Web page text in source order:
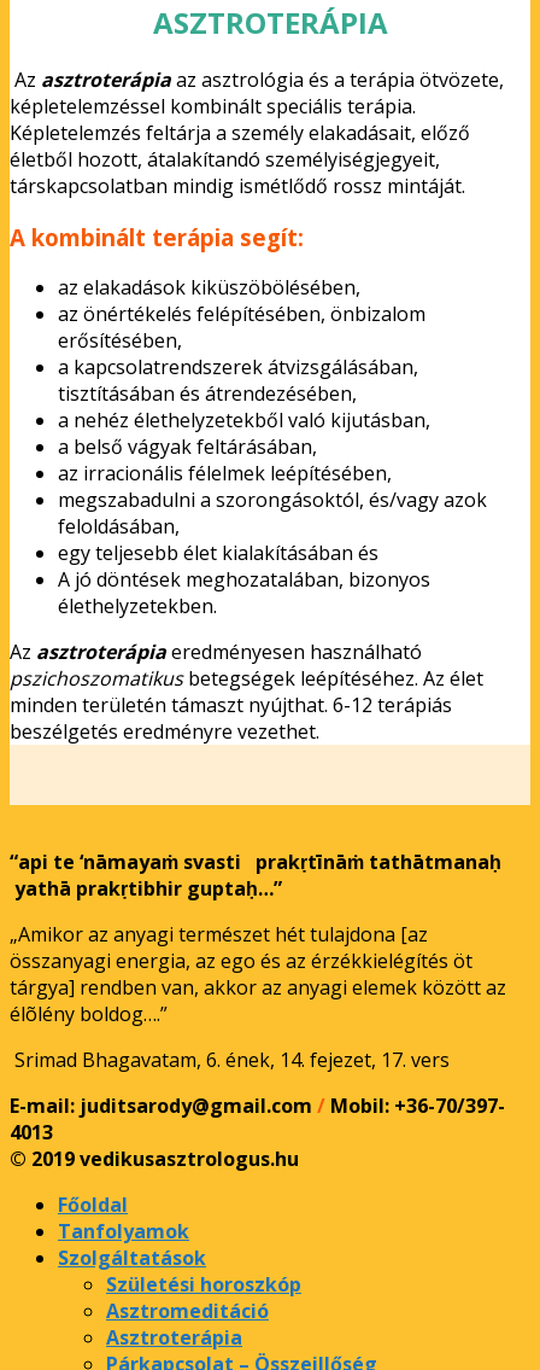
ASZTROTERÁPIA
Az asztroterápiaaz asztrológia és a terápia ötvözete,
képletelemzéssel kombinált speciális terápia.
Képletelemzés feltárja a személy elakadásait, előző
életből hozott, átalakítandó személyiségjegyeit,
társkapcsolatban mindig ismétlődő rossz mintáját.
A kombinált terápia segít:
az elakadások kiküszöbölésében,
az önértékelés felépítésében, önbizalom
erősítésében,
a kapcsolatrendszerek átvizsgálásában,
tisztításában és átrendezésében,
a nehéz élethelyzetekből való kijutásban,
a belső vágyak feltárásában,
az irracionális félelmek leépítésében,
megszabadulni a szorongásoktól, és/vagy azok
feloldásában,
egy teljesebb élet kialakításában és
A jó döntések meghozatalában, bizonyos
élethelyzetekben.
Az asztroterápiaeredményesen használható
pszichoszomatikusbetegségek leépítéséhez. Az élet
minden területén támaszt nyújthat. 6-12 terápiás
beszélgetés eredményre vezethet.
“api te ‘nāmayaṁ svasti prakṛtīnāṁ tathātmanaḥ
yathā prakṛtibhir guptaḥ…”
„Amikor az anyagi természet hét tulajdona [az
összanyagi energia, az ego és az érzékkielégítés öt
tárgya] rendben van, akkor az anyagi elemek között az
élõlény boldog….”
Srimad Bhagavatam, 6. ének, 14. fejezet, 17. vers
E-mail: juditsarody@gmail.com / Mobil: +36-70/397-
4013
© 2019 vedikusasztrologus.hu
Főoldal
Tanfolyamok
Szolgáltatások
Születési horoszkóp
Asztromeditáció
Asztroterápia
Párkapcsolat – Összeillőség